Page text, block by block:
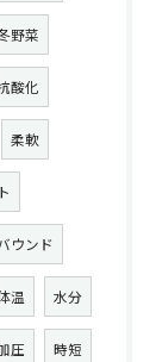
野菜
酸化
柔軟
ウンド
温 水分
圧 時短